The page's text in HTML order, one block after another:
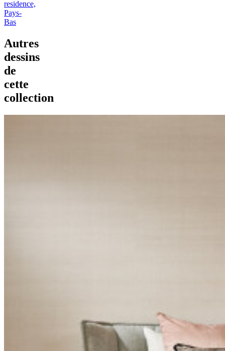
residence,
Pays-
Bas
Autres
dessins
de
cette
collection